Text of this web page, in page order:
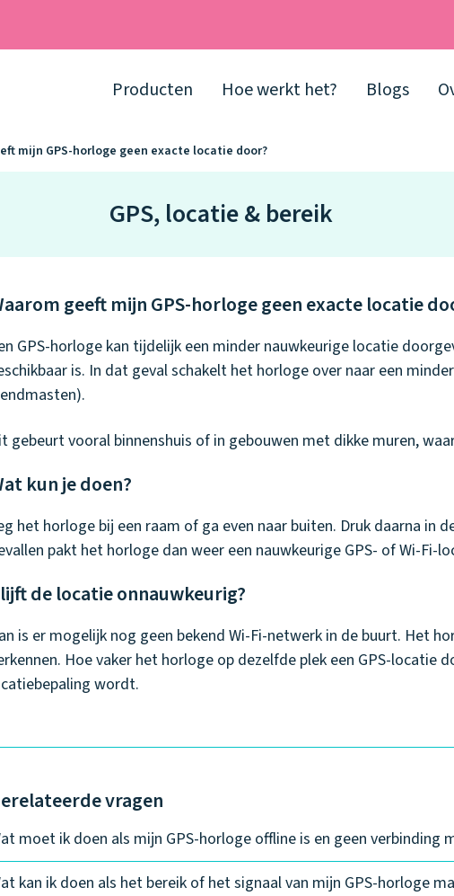
Producten Hoe werkt het? Blogs
mijn GPS-horloge geen exacte locatie door?
GPS, locatie & bereik
geeft mijn GPS-horloge geen exacte locatie
GPS-horloge kan tijdelijk een minder nauwkeurige locatie
is. In dat geval schakelt het horloge over naar een
gebeurt vooral binnenshuis of in gebouwen met dikke muren,
kun je doen?
het horloge bij een raam of ga even naar buiten. Druk daarna in
pakt het horloge dan weer een nauwkeurige GPS- of Wi-Fi-
de locatie onnauwkeurig?
is er mogelijk nog geen bekend Wi-Fi-netwerk in de buurt. Het
Hoe vaker het horloge op dezelfde plek een GPS-locatie
wordt.
vragen
moet ik doen als mijn GPS-horloge offline is en geen verbinding
kan ik doen als het bereik of het signaal van mijn GPS-horloge